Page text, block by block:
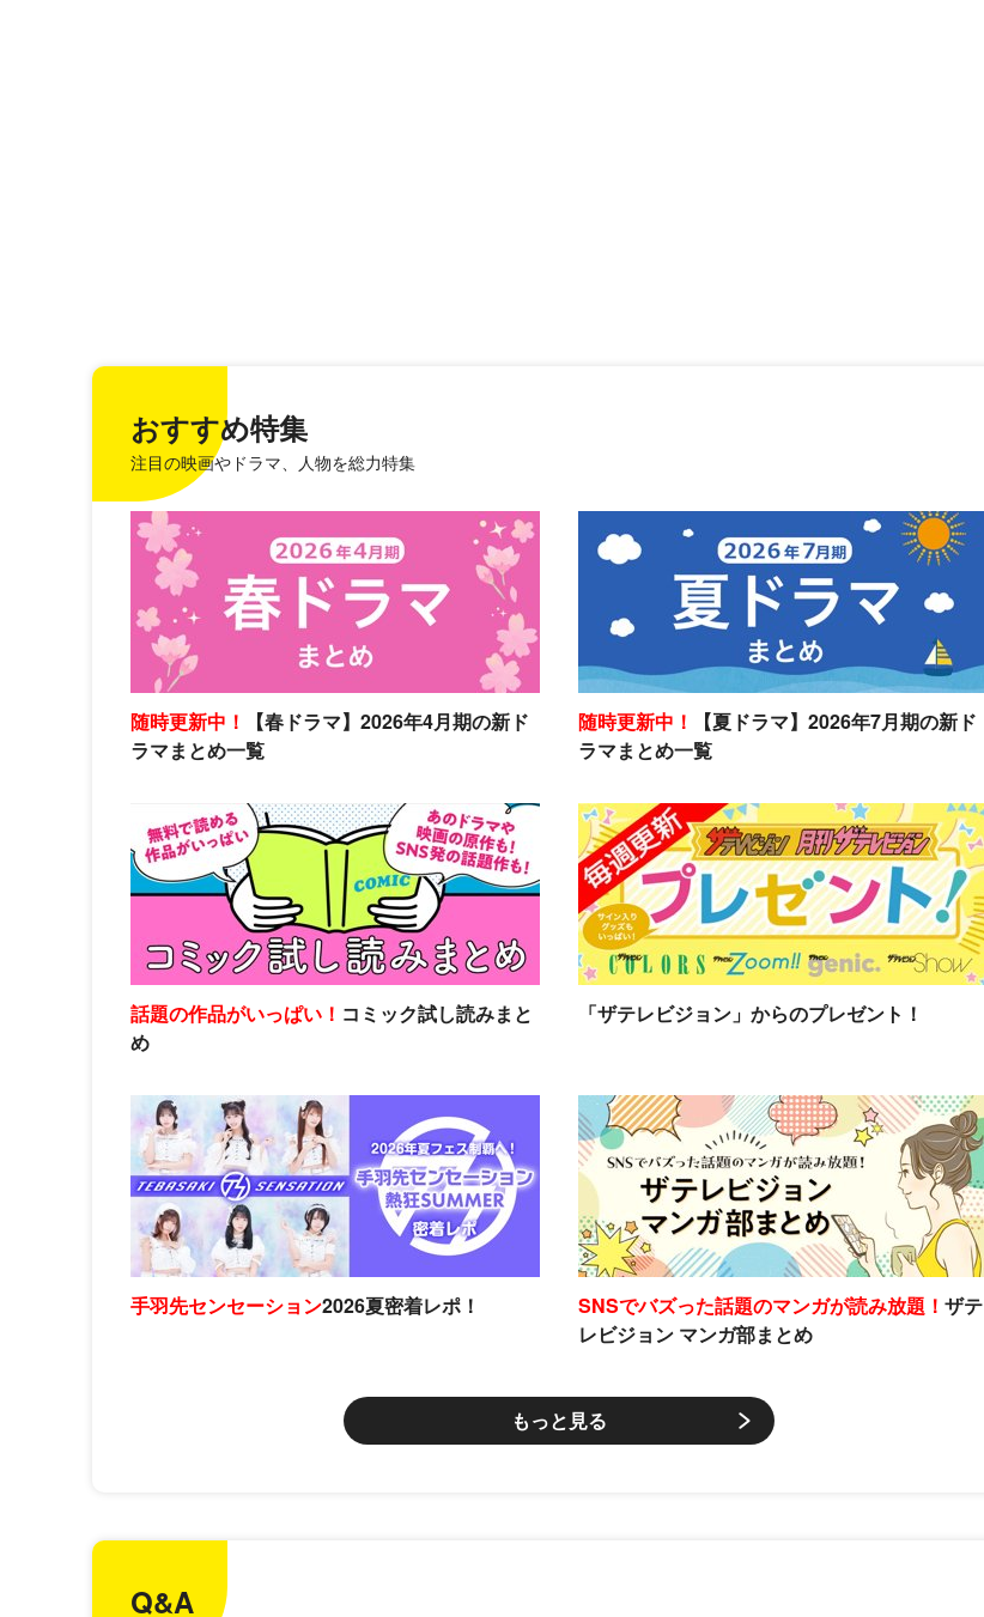
おすすめ特集
注目の映画やドラマ、人物を総力特集
随時更新中！
【春ドラマ】2026年4月期の新ド
ラマまとめ一覧
随時更新中！
【夏ドラマ】2026年7月期の新ド
ラマまとめ一覧
話題の作品がいっぱい！ コミック試し読みまと
め
「ザテレビジョン」からのプレゼント！
手羽先センセーション2026夏密着レポ！ SNSでバズった話題のマンガが読み放題！ ザテ
レビジョン マンガ部まとめ
もっと見る
Q&A